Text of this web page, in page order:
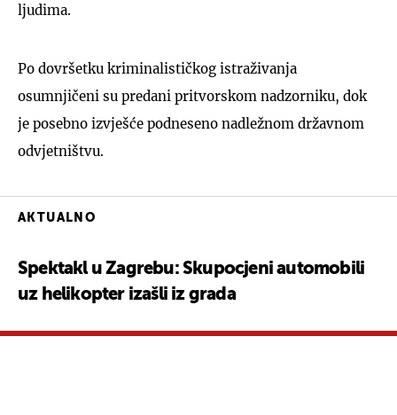
ljudima.
Po dovršetku kriminalističkog istraživanja
osumnjičeni su predani pritvorskom nadzorniku, dok
je posebno izvješće podneseno nadležnom državnom
odvjetništvu.
AKTUALNO
Spektakl u Zagrebu: Skupocjeni automobili
uz helikopter izašli iz grada